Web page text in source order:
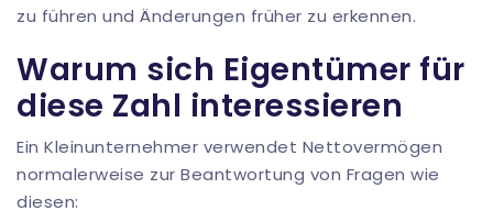
zu führen und Änderungen früher zu erkennen.
Warum sich Eigentümer für
diese Zahl interessieren
Ein Kleinunternehmer verwendet Nettovermögen
normalerweise zur Beantwortung von Fragen wie
diesen: